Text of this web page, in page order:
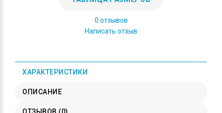
0 отзывов
Написать отзыв
ХАРАКТЕРИСТИКИ
ОПИСАНИЕ
ОТЗЫВОВ (0)